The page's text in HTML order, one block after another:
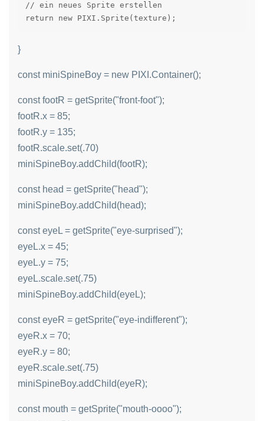
// ein neues Sprite erstellen
return new PIXI.Sprite(texture);
}
const miniSpineBoy = new PIXI.Container();
const footR = getSprite("front-foot");
footR.x = 85;
footR.y = 135;
footR.scale.set(.70)
miniSpineBoy.addChild(footR);
const head = getSprite("head");
miniSpineBoy.addChild(head);
const eyeL = getSprite("eye-surprised");
eyeL.x = 45;
eyeL.y = 75;
eyeL.scale.set(.75)
miniSpineBoy.addChild(eyeL);
const eyeR = getSprite("eye-indifferent");
eyeR.x = 70;
eyeR.y = 80;
eyeR.scale.set(.75)
miniSpineBoy.addChild(eyeR);
const mouth = getSprite("mouth-oooo");